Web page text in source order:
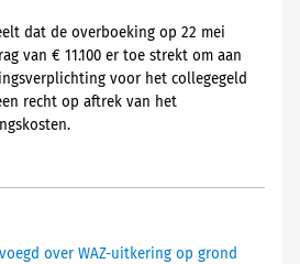
dat de overboeking op 22 mei
van € 11.100 er toe strekt om aan
voor het collegegeld
recht op aftrek van het
over WAZ-uitkering op grond